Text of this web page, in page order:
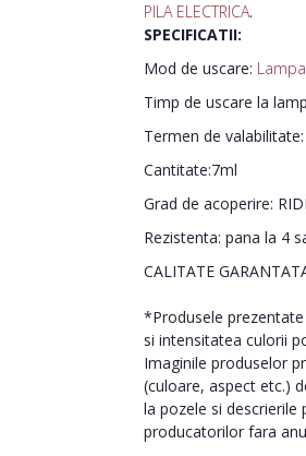
PILA ELECTRICA.
SPECIFICATII:
Mod de uscare:
Timp de uscare la
Termen de
Cantitate:7ml
Grad de acoperire:
Rezistenta: pana la 4
CALITATE
*Produsele
si intensitatea culorii
Imaginile produselor
(culoare, aspect etc.)
la pozele si
producatorilor fara